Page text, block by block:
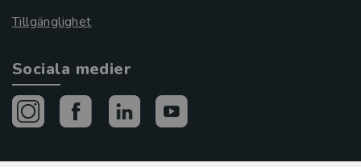
Tillgänglighet
Sociala medier